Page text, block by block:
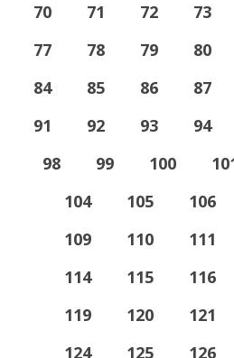
70
71 72 73
77
78 79 80
84
85 86 87
91
92 93 94
98
99 100
104
105 106
109
110 111
114
115 116
119
120 121
124
125 126